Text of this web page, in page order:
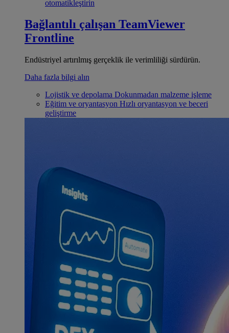
otomatikleştirin
Bağlantılı çalışan TeamViewer
Frontline
Endüstriyel artırılmış gerçeklik ile verimliliği sürdürün.
Daha fazla bilgi alın
Lojistik ve depolama Dokunmadan malzeme işleme
Eğitim ve oryantasyon Hızlı oryantasyon ve beceri
geliştirme